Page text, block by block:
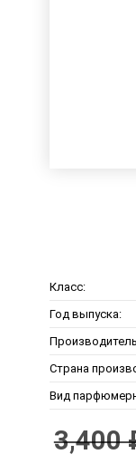
Класс:
Год выпуска:
Страна
Вид
3,400